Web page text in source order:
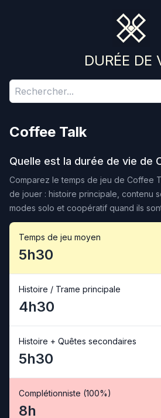
DURÉE DE
Coffee Talk
Quelle est la durée de vie de
Comparez le temps de jeu de Coffee
de jouer : histoire principale, contenu
modes solo et coopératif quand ils
Temps de jeu moyen
5h30
Histoire / Trame principale
4h30
Histoire + Quêtes secondaires
5h30
Complétionniste (100%)
8h